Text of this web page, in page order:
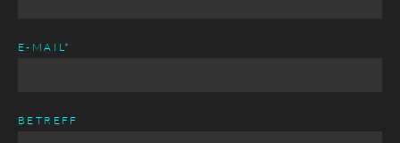
PFLICHTFELD
E-MAIL*
BETREFF